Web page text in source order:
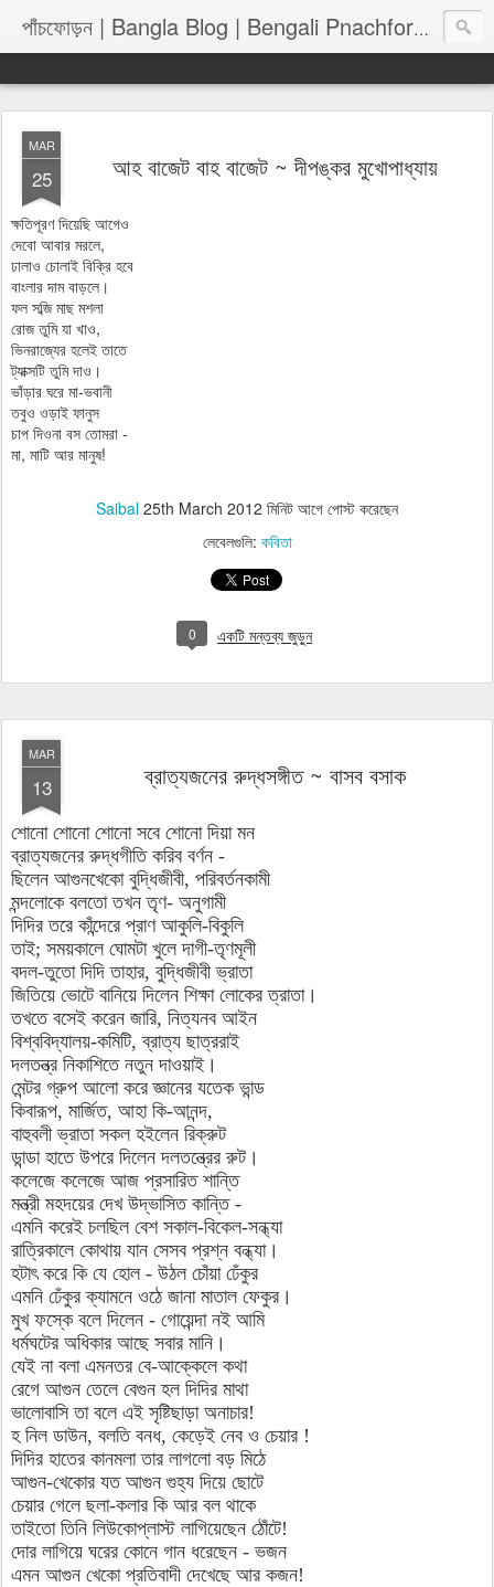
পাঁচফোড়ন | Bangla Blog | Bengali Pnachforon
MAR
25 আহ বাজেট বাহ বাজেট ~ দীপঙ্কর মুখোপাধ্যায়
ক্ষতিপূরণ দিয়েছি আগেও
দেবো আবার মরলে,
ঢালাও চোলাই বিক্রি হবে
বাংলার দাম বাড়লে।
ফল সব্জি মাছ মশলা
রোজ তুমি যা খাও,
ভিনরাজ্যের হলেই তাতে
ট্যাক্সটি তুমি দাও।
ভাঁড়ার ঘরে মা-ভবানী
তবুও ওড়াই ফানুস
চাপ দিওনা বস তোমরা -
মা, মাটি আর মানুষ!
Saibal 25th March 2012 মিনিট আগে পোস্ট করেছেন
লেবেলগুলি: কবিতা
0 একটি মন্তব্য জুড়ুন
MAR
13 ব্রাত্যজনের রুদ্ধসঙ্গীত ~ বাসব বসাক
শোনো শোনো শোনো সবে শোনো দিয়া মন
ব্রাত্যজনের রুদ্ধগীতি করিব বর্ণন -
ছিলেন আগুনখেকো বুদ্ধিজীবী, পরিবর্তনকামী
মন্দলোকে বলতো তখন তৃণ- অনুগামী
দিদির তরে কাঁন্দেরে প্রাণ আকুলি-বিকুলি
তাই; সময়কালে ঘোমটা খুলে দাগী-তৃণমূলী
বদল-তুতো দিদি তাহার, বুদ্ধিজীবী ভ্রাতা
জিতিয়ে ভোটে বানিয়ে দিলেন শিক্ষা লোকের ত্রাতা।
তখতে বসেই করেন জারি, নিত্যনব আইন
বিশ্ববিদ্যালয়-কমিটি, ব্রাত্য ছাত্ররাই
দলতন্ত্র নিকাশিতে নতুন দাওয়াই।
মেন্টর গ্রুপ আলো করে জ্ঞানের যতেক ভান্ড
কিবারূপ, মার্জিত, আহা কি-আনন্দ,
বাহুবলী ভ্রাতা সকল হইলেন রিক্রুট
ডান্ডা হাতে উপরে দিলেন দলতন্ত্রের রুট।
কলেজে কলেজে আজ প্রসারিত শান্তি
মন্ত্রী মহদয়ের দেখ উদ্ভাসিত কান্তি -
এমনি করেই চলছিল বেশ সকাল-বিকেল-সন্ধ্যা
রাত্রিকালে কোথায় যান সেসব প্রশ্ন বন্ধ্যা।
হটাৎ করে কি যে হোল - উঠল চোঁয়া ঢেঁকুর
এমনি ঢেঁকুর ক্যামনে ওঠে জানা মাতাল ফেকুর।
মুখ ফস্কে বলে দিলেন - গোয়েন্দা নই আমি
ধর্মঘটের অধিকার আছে সবার মানি।
যেই না বলা এমনতর বে-আক্কেলে কথা
রেগে আগুন তেলে বেগুন হল দিদির মাথা
ভালোবাসি তা বলে এই সৃষ্টিছাড়া অনাচার!
হ নিল ডাউন, বলতি বনধ, কেড়েই নেব ও চেয়ার !
দিদির হাতের কানমলা তার লাগলো বড় মিঠে
আগুন-খেকোর যত আগুন গুহ্য দিয়ে ছোটে
চেয়ার গেলে ছলা-কলার কি আর বল থাকে
তাইতো তিনি লিউকোপ্লাস্ট লাগিয়েছেন ঠোঁটে!
দোর লাগিয়ে ঘরের কোনে গান ধরেছেন - ভজন
এমন আগুন খেকো প্রতিবাদী দেখেছে আর কজন!